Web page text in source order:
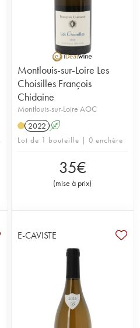
Montlouis-sur-Loire Les
Choisilles François
Chidaine
Montlouis-sur-Loire AOC
2022 A
Lot de 1 bouteille | 0 enchère
35€
(mise à prix)
E-CAVISTE